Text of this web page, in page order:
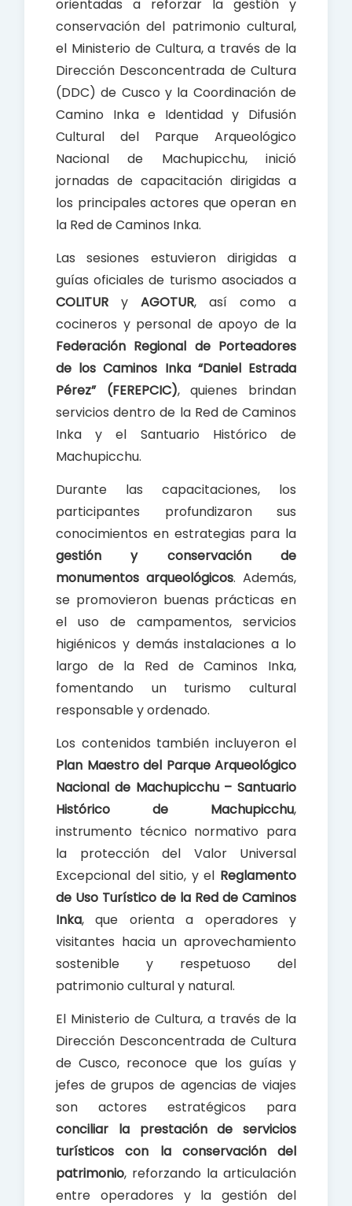
orientadas a reforzar la gestión y
conservación del patrimonio cultural,
el Ministerio de Cultura, a través de la
Dirección Desconcentrada de Cultura
(DDC) de Cusco y la Coordinación de
Camino Inka e Identidad y Difusión
Cultural del Parque Arqueológico
Nacional de Machupicchu, inició
jornadas de capacitación dirigidas a
los principales actores que operan en
la Red de Caminos Inka.
Las sesiones estuvieron dirigidas a
guías oficiales de turismo asociados a
COLITUR y AGOTUR, así como a
cocineros y personal de apoyo de la
Federación Regional de Porteadores
de los Caminos Inka “Daniel Estrada
Pérez” (FEREPCIC), quienes brindan
servicios dentro de la Red de Caminos
Inka y el Santuario Histórico de
Machupicchu.
Durante las capacitaciones, los
participantes profundizaron sus
conocimientos en estrategias para la
gestión y conservación de
monumentos arqueológicos. Además,
se promovieron buenas prácticas en
el uso de campamentos, servicios
higiénicos y demás instalaciones a lo
largo de la Red de Caminos Inka,
fomentando un turismo cultural
responsable y ordenado.
Los contenidos también incluyeron el
Plan Maestro del Parque Arqueológico
Nacional de Machupicchu – Santuario
Histórico de Machupicchu,
instrumento técnico normativo para
la protección del Valor Universal
Excepcional del sitio, y el Reglamento
de Uso Turístico de la Red de Caminos
Inka, que orienta a operadores y
visitantes hacia un aprovechamiento
sostenible y respetuoso del
patrimonio cultural y natural.
El Ministerio de Cultura, a través de la
Dirección Desconcentrada de Cultura
de Cusco, reconoce que los guías y
jefes de grupos de agencias de viajes
son actores estratégicos para
conciliar la prestación de servicios
turísticos con la conservación del
patrimonio, reforzando la articulación
entre operadores y la gestión del